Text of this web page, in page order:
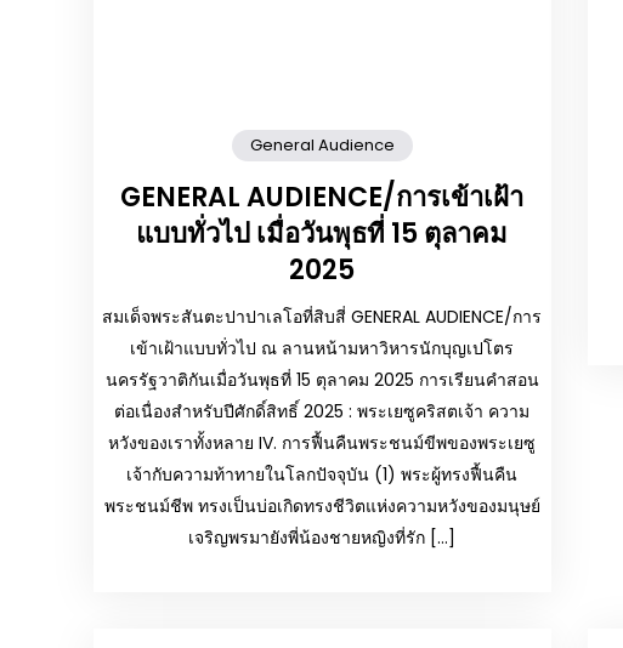
General Audience
GENERAL AUDIENCE/การเข้าเฝ้า
แบบทั่วไป เมื่อวันพุธที่ 15 ตุลาคม
2025
สมเด็จพระสันตะปาปาเลโอที่สิบสี่ GENERAL AUDIENCE/การ
เข้าเฝ้าแบบทั่วไป ณ ลานหน้ามหาวิหารนักบุญเปโตร
นครรัฐวาติกันเมื่อวันพุธที่ 15 ตุลาคม 2025 การเรียนคำสอน
ต่อเนื่องสำหรับปีศักดิ์สิทธิ์ 2025 : พระเยซูคริสตเจ้า ความ
หวังของเราทั้งหลาย IV. การฟื้นคืนพระชนม์ขีพของพระเยซู
เจ้ากับความท้าทายในโลกปัจจุบัน (1) พระผู้ทรงฟื้นคืน
พระชนม์ชีพ ทรงเป็นบ่อเกิดทรงชีวิตแห่งความหวังของมนุษย์
เจริญพรมายังพี่น้องชายหญิงที่รัก […]